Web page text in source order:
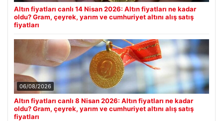
Altın fiyatları canlı 14 Nisan 2026: Altın fiyatları ne kadar
oldu? Gram, çeyrek, yarım ve cumhuriyet altını alış satış
fiyatları
06/08/2026
Altın fiyatları canlı 8 Nisan 2026: Altın fiyatları ne kadar
oldu? Gram, çeyrek, yarım ve cumhuriyet altını alış satış
fiyatları